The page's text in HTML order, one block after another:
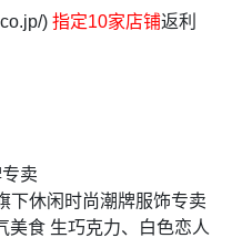
) 指定10家店铺返利
卖
下休闲时尚潮牌服饰专卖
美食 生巧克力、白色恋人